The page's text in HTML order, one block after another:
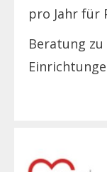
pro Jahr für
Beratung